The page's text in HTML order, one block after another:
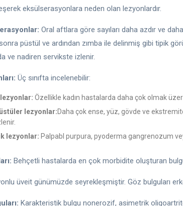
eksülserasyonlara neden olan lezyonlardır.
Oral aftlara göre sayıları daha azdır ve
püstül ve ardından zımba ile delinmiş gibi tipik
ve nadiren servikste izlenir.
Üç sınıfta incelenebilir:
Özellikle kadın hastalarda daha çok olmak
lezyonlar:Daha çok ense, yüz, gövde ve
lezyonlar: Palpabl purpura, pyoderma gangrenozum
Behçetli hastalarda en çok morbidite oluşturan
üveit günümüzde seyrekleşmiştir. Göz bulguları
Karakteristik bulgu nonerozif, asimetrik